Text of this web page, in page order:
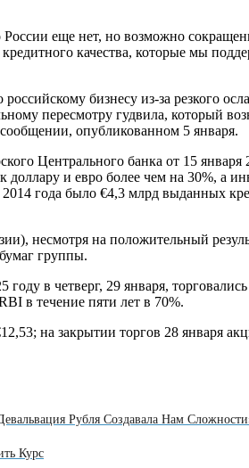
еще нет, но возможно
качества, которые мы
бизнесу из-за резкого
пересмотру гудвила, который
опубликованном 5 января.
Центрального банка от 15 января
доллару и евро более чем на 30%, а
года было €4,3 млрд выданных
несмотря на положительный
группы.
в четверг, 29 января,
в течение пяти лет в 70%.
на закрытии торгов 28 января
Рубля Создавала Нам
Курс